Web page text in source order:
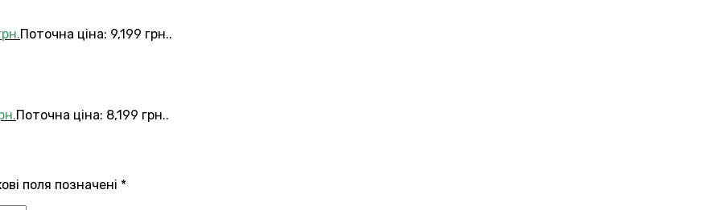
Поточна ціна: 9,199 грн..
Поточна ціна: 8,199 грн..
поля позначені *